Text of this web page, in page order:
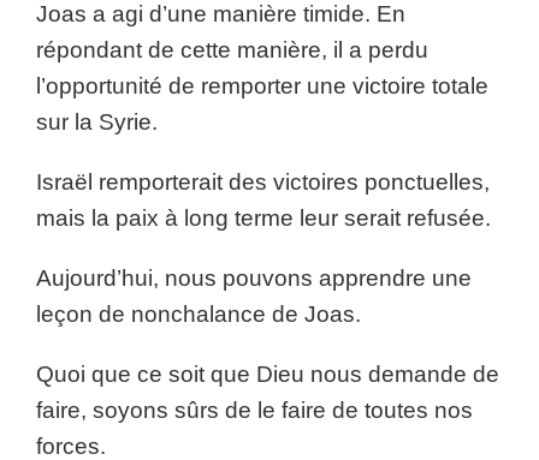
Joas a agi d’une manière timide. En
répondant de cette manière, il a perdu
l’opportunité de remporter une victoire totale
sur la Syrie.
Israël remporterait des victoires ponctuelles,
mais la paix à long terme leur serait refusée.
Aujourd’hui, nous pouvons apprendre une
leçon de nonchalance de Joas.
Quoi que ce soit que Dieu nous demande de
faire, soyons sûrs de le faire de toutes nos
forces.